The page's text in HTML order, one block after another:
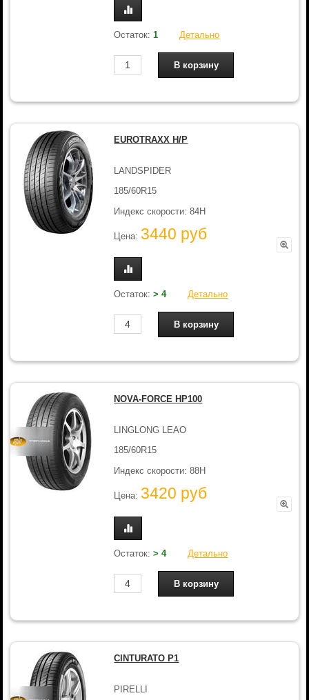
Остаток: 1 Детально
EUROTRAXX H/P
LANDSPIDER
185/60R15
Индекс скорости: 84H
Цена: 3440 руб
Остаток:> 4 Детально
NOVA-FORCE HP100
LINGLONG LEAO
185/60R15
Индекс скорости: 88H
Цена: 3420 руб
Остаток:> 4 Детально
CINTURATO P1
PIRELLI